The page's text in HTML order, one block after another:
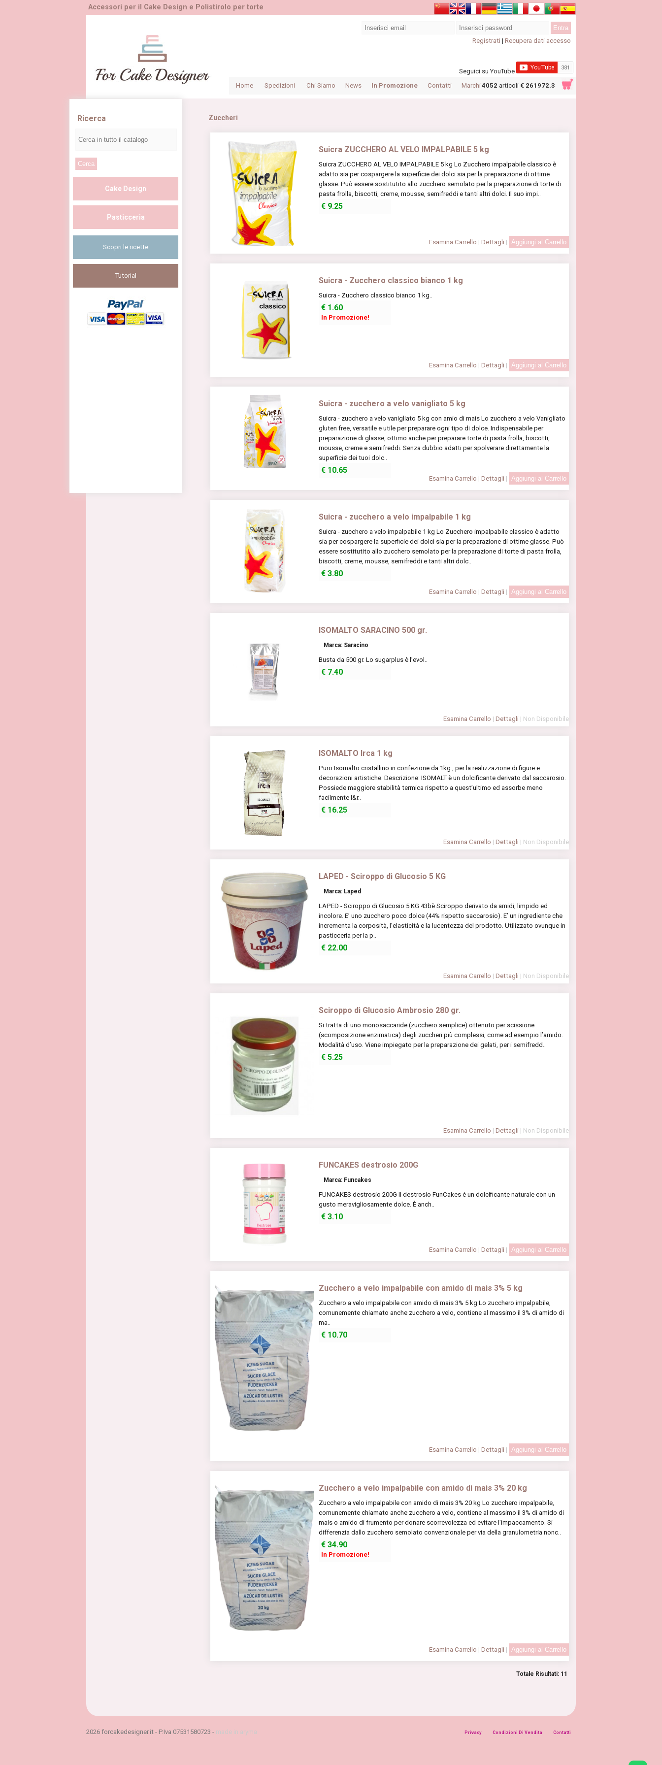
Accessori per il Cake Design e Polistirolo per torte
Registrati | Recupera dati accesso
Seguici su YouTube
Home
Spedizioni Chi Siamo News In Promozione Contatti Marchi 4052 articoli € 261972.3
Ricerca
Cake Design
Pasticceria
Scopri le ricette
Tutorial
Zuccheri
Suicra ZUCCHERO AL VELO IMPALPABILE 5 kg
Suicra ZUCCHERO AL VELO IMPALPABILE 5 kg Lo Zucchero impalpabile classico è
adatto sia per cospargere la superficie dei dolci sia per la preparazione di ottime
glasse. Può essere sostitutito allo zucchero semolato per la preparazione di torte di
pasta frolla, biscotti, creme, mousse, semifreddi e tanti altri dolci. Il suo impi..
€ 9.25
Esamina Carrello | Dettagli |
Suicra - Zucchero classico bianco 1 kg
Suicra - Zucchero classico bianco 1 kg..
€ 1.60
In Promozione!
Esamina Carrello | Dettagli |
Suicra - zucchero a velo vanigliato 5 kg
Suicra - zucchero a velo vanigliato 5 kg con amio di mais Lo zucchero a velo Vanigliato
gluten free, versatile e utile per preparare ogni tipo di dolce. Indispensabile per
preparazione di glasse, ottimo anche per preparare torte di pasta frolla, biscotti,
mousse, creme e semifreddi. Senza dubbio adatti per spolverare direttamente la
superficie dei tuoi dolc..
€ 10.65
Esamina Carrello | Dettagli |
Suicra - zucchero a velo impalpabile 1 kg
Suicra - zucchero a velo impalpabile 1 kg Lo Zucchero impalpabile classico è adatto
sia per cospargere la superficie dei dolci sia per la preparazione di ottime glasse. Può
essere sostitutito allo zucchero semolato per la preparazione di torte di pasta frolla,
biscotti, creme, mousse, semifreddi e tanti altri dolc..
€3.80
Esamina Carrello | Dettagli |
ISOMALTO SARACINO 500 gr.
Marca: Saracino
Busta da 500 gr. Lo sugarplus è l’evol..
€ 7.40
Esamina Carrello | Dettagli | Non Disponibile
ISOMALTO Irca 1 kg
Puro Isomalto cristallino in confezione da 1kg , per la realizzazione di figure e
decorazioni artistiche. Descrizione: ISOMALT è un dolcificante derivato dal saccarosio.
Possiede maggiore stabilità termica rispetto a quest’ultimo ed assorbe meno
facilmente l&r..
€ 16.25
Esamina Carrello | Dettagli | Non Disponibile
LAPED - Sciroppo di Glucosio 5 KG
Marca: Laped
LAPED - Sciroppo di Glucosio 5 KG 43bè Sciroppo derivato da amidi, limpido ed
incolore. E’ uno zucchero poco dolce (44% rispetto saccarosio). E’ un ingrediente che
incrementa la corposità, l’elasticità e la lucentezza del prodotto. Utilizzato ovunque in
pasticceria per la p..
€ 22.00
Esamina Carrello | Dettagli | Non Disponibile
Sciroppo di Glucosio Ambrosio 280 gr.
Si tratta di uno monosaccaride (zucchero semplice) ottenuto per scissione
(scomposizione enzimatica) degli zuccheri più complessi, come ad esempio l’amido.
Modalità d’uso. Viene impiegato per la preparazione dei gelati, per i semifredd..
€5.25
Esamina Carrello | Dettagli | Non Disponibile
FUNCAKES destrosio 200G
Marca: Funcakes
FUNCAKES destrosio 200G Il destrosio FunCakes è un dolcificante naturale con un
gusto meravigliosamente dolce. È anch..
€3.10
Esamina Carrello | Dettagli |
Zucchero a velo impalpabile con amido di mais 3% 5 kg
Zucchero a velo impalpabile con amido di mais 3% 5 kg Lo zucchero impalpabile,
comunemente chiamato anche zucchero a velo, contiene al massimo il 3% di amido di
ma..
€ 10.70
Esamina Carrello | Dettagli |
Zucchero a velo impalpabile con amido di mais 3% 20 kg
Zucchero a velo impalpabile con amido di mais 3% 20 kg Lo zucchero impalpabile,
comunemente chiamato anche zucchero a velo, contiene al massimo il 3% di amido di
mais o amido di frumento per donare scorrevolezza ed evitare l’impaccamento. Si
differenzia dallo zucchero semolato convenzionale per via della granulometria nonc..
€34.90
In Promozione!
Esamina Carrello | Dettagli |
Totale Risultati: 11
2026 forcakedesigner.it - P.Iva 07531580723 - made in aryma Privacy Condizioni Di Vendita Contatti